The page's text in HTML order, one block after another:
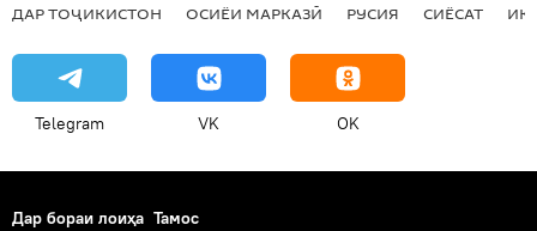
ДАР ТОҶИКИСТОН ОСИЁИ МАРКАЗӢ РУСИЯ СИЁСАТ
Telegram VK OK
Дар бораи лоиҳа Тамос